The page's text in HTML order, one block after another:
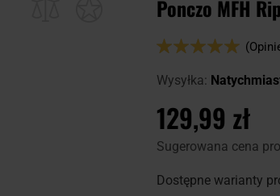
Ponczo MFH
Ocena:
Wysyłka:
129,99 zł
Sugerowana cena
Dostępne warianty